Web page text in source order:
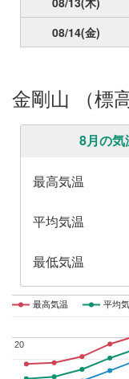
08/14(金)
金剛山 （標
8月の気
最高気温
平均気温
最低気温
20
20
最高気温
最高気温 平均
平均